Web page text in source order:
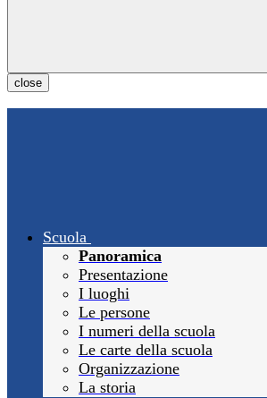
close
Scuola
Panoramica
Presentazione
I luoghi
Le persone
I numeri della scuola
Le carte della scuola
Organizzazione
La storia